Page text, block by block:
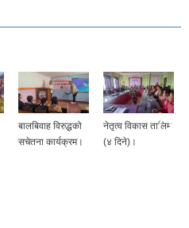
बालबिवाह विरुद्धको
सचेतना कार्यक्रम।
नेतृत्व विकास तालिम
(४ दिने)।